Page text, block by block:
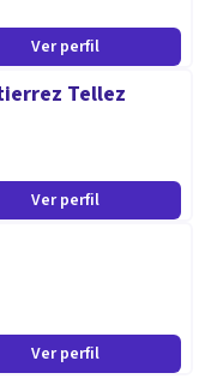
Ver perfil
Tellez
Ver perfil
Ver perfil